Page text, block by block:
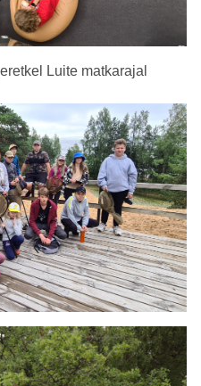
Luite matkarajal